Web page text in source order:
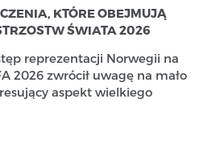
KTÓRE OBEJMUJĄ
ŚWIATA 2026
reprezentacji Norwegii na
2026 zwrócił uwagę na mało
aspekt wielkiego